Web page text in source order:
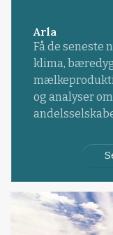
Arla
Få de seneste
klima,
og analyser